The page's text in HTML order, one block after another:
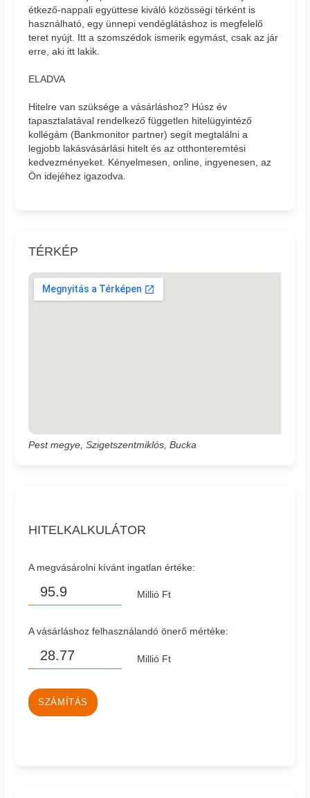
étkező-nappali együttese kiváló közösségi térként is
használható, egy ünnepi vendéglátáshoz is megfelelő
teret nyújt. Itt a szomszédok ismerik egymást, csak az jár
erre, aki itt lakik.
ELADVA
Hitelre van szüksége a vásárláshoz? Húsz év
tapasztalatával rendelkező független hitelügyintéző
kollégám (Bankmonitor partner) segít megtalálni a
legjobb lakásvásárlási hitelt és az otthonteremtési
kedvezményeket. Kényelmesen, online, ingyenesen, az
Ön idejéhez igazodva.
TÉRKÉP
Pest megye, Szigetszentmiklós, Bucka
HITELKALKULÁTOR
A megvásárolni kívánt ingatlan értéke:
Millió Ft
A vásárláshoz felhasználandó önerő mértéke:
Millió Ft
SZÁMÍTÁS